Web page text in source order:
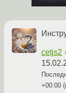
cetjs2
+00:00